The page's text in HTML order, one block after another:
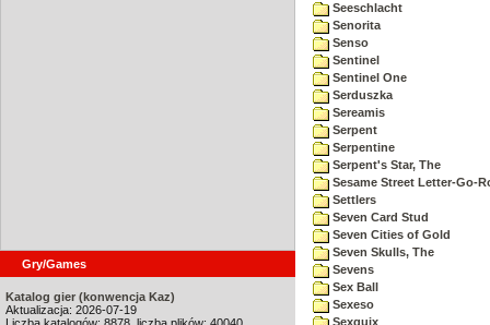
Gry/Games
Katalog gier (konwencja Kaz)
Aktualizacja: 2026-07-19
Seeschlacht
Senorita
Senso
Sentinel
Sentinel One
Serduszka
Sereamis
Serpent
Serpentine
Serpent's Star, The
Sesame Street Letter-Go-
Settlers
Seven Card Stud
Seven Cities of Gold
Seven Skulls, The
Sevens
Sex Ball
Sexeso
Sexquix